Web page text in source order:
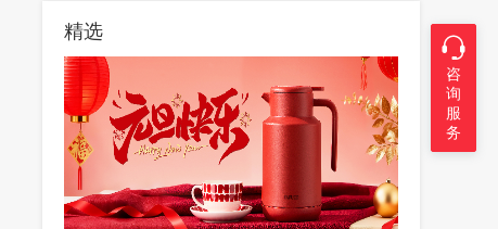
精选
咨
询
服
务